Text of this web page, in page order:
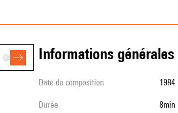
informations générales
date de composition 1984
durée 8min